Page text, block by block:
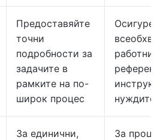
Предоставяйте
точни
подробности за
задачите в
рамките на по-
широк процес
работни
нуждите.
За единични,
За